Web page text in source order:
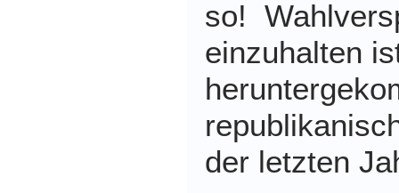
so!
einzuhalten
der letzten